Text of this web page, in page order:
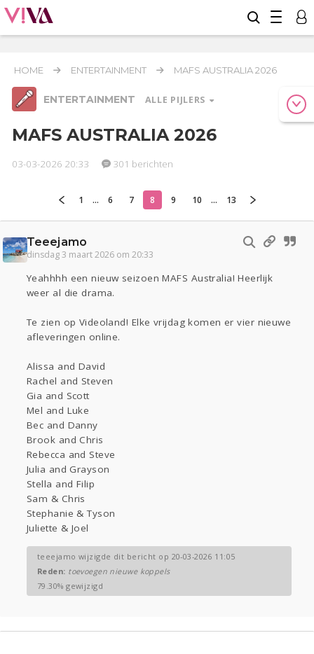
HOME ENTERTAINMENT MAFS AUSTRALIA 2026
ENTERTAINMENT ALLE PIJLERS
Relaties Werk & Studie Geld & Recht
Zwanger
Psyche
Gevraagd
Horen Doen
Zien
Lezen
MAFS AUSTRALIA 2026
03-03-2026 20:33 301 berichten
1 ... 6 7 8 9 10 ... 13
Teeejamo
dinsdag 3 maart 2026 om 20:33
Yeahhhh een nieuw seizoen MAFS Australia! Heerlijk
weer al die drama.
Te zien op Videoland! Elke vrijdag komen er vier nieuwe
afleveringen online.
Alissa and David
Rachel and Steven
Gia and Scott
Mel and Luke
Bec and Danny
Brook and Chris
Rebecca and Steve
Julia and Grayson
Stella and Filip
Sam & Chris
Stephanie & Tyson
Juliette & Joel
teeejamo wijzigde dit bericht op 20-03-2026 11:05
Reden: toevoegen nieuwe koppels
79.30% gewijzigd